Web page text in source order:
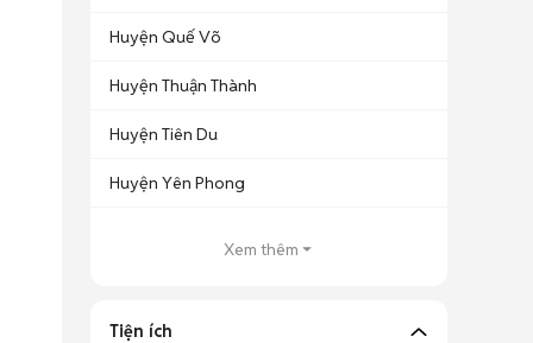
Huyện Quế Võ
Huyện Thuận Thành
Huyện Tiên Du
Huyện Yên Phong
Xem thêm
Tiện ích